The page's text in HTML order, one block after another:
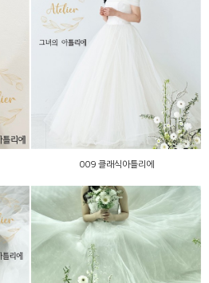
009 클래식아틀리에
009 클래식아틀리에
007 클래식아틀리에